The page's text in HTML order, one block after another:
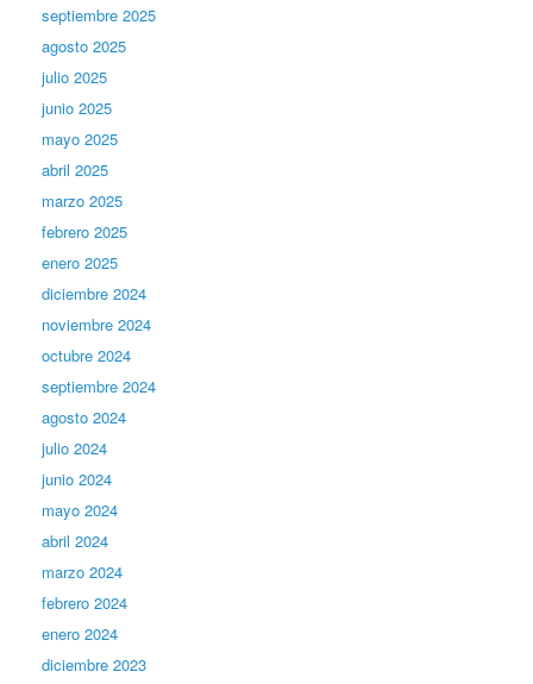
septiembre 2025
agosto 2025
julio 2025
junio 2025
mayo 2025
abril 2025
marzo 2025
febrero 2025
enero 2025
diciembre 2024
noviembre 2024
octubre 2024
septiembre 2024
agosto 2024
julio 2024
junio 2024
mayo 2024
abril 2024
marzo 2024
febrero 2024
enero 2024
diciembre 2023